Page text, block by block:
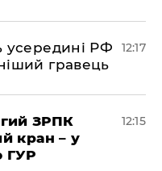
усередині РФ
гравець
12:17
ЗРПК
кран – у
ГУР
12:15